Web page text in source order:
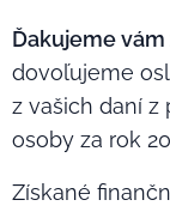
Ďakujeme vám
dovoľujeme
z vašich daní z
osoby za rok
Získané